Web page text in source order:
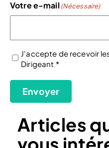
Votre e-mail (Nécessaire)
(Nécessaire)
J'accepte de recevoir
Dirigeant *
Envoyer
Articles